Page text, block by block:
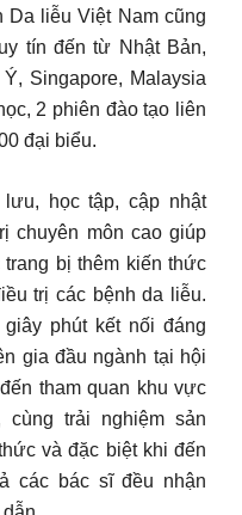
Da liễu Việt Nam cũng
tín đến từ Nhật Bản,
Singapore, Malaysia
2 phiên đào tạo liên
đại biểu.
học tập, cập nhật
chuyên môn cao giúp
bị thêm kiến thức
trị các bệnh da liễu.
phút kết nối đáng
gia đầu ngành tại hội
tham quan khu vực
cùng trải nghiệm sản
và đặc biệt khi đến
các bác sĩ đều nhận